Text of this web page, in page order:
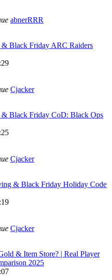
abnerRRR
Black Friday ARC Raiders
Cjacker
Black Friday CoD: Black Ops
Cjacker
& Black Friday Holiday Code
Cjacker
& Item Store? | Real Player
2025